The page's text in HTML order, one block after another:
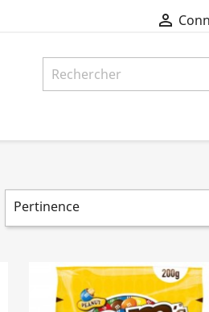

Pertinence